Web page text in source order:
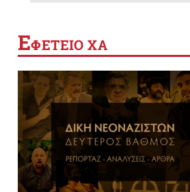
ΕΦΕΤΕΙΟ ΧΑ